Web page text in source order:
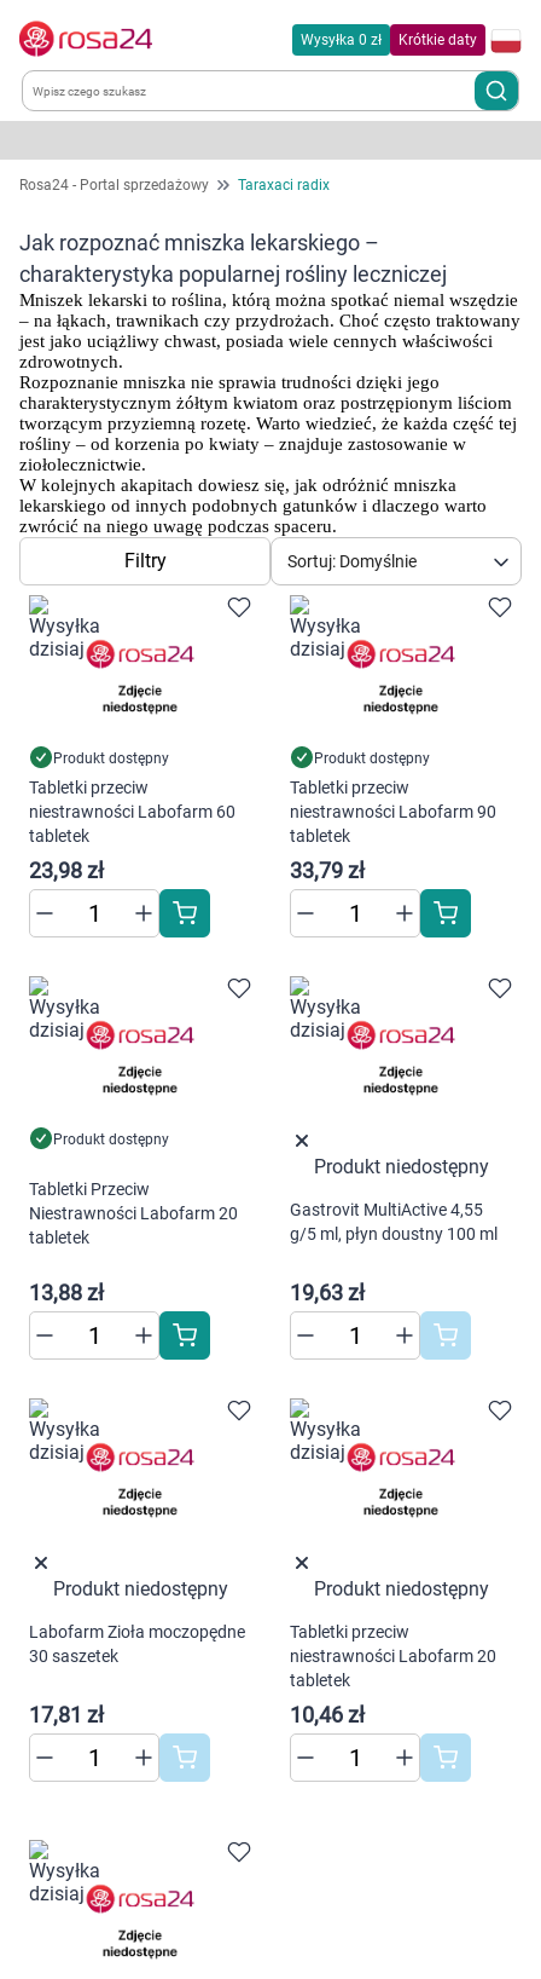
Wysyłka 0 zł Krótkie daty
Kategorie
Chemia gospodarcza
Dla zwierząt
Dom i ogród
Zdrowie
Kobieta w ciąży i mama
Dziecko
Higiena
Kosmetyki
Zdrowy styl życia
Zabawki
Sprzęt medyczny
Motoryzacja
Grupy produktowe
Rosa24 - Portal sprzedażowy Taraxaci radix
Jak rozpoznać mniszka lekarskiego –
charakterystyka popularnej rośliny leczniczej
Mniszek lekarski to roślina, którą można spotkać niemal wszędzie
– na łąkach, trawnikach czy przydrożach. Choć często traktowany
jest jako uciążliwy chwast, posiada wiele cennych właściwości
zdrowotnych.
Rozpoznanie mniszka nie sprawia trudności dzięki jego
charakterystycznym żółtym kwiatom oraz postrzępionym liściom
tworzącym przyziemną rozetę. Warto wiedzieć, że każda część tej
rośliny – od korzenia po kwiaty – znajduje zastosowanie w
ziołolecznictwie.
W kolejnych akapitach dowiesz się, jak odróżnić mniszka
lekarskiego od innych podobnych gatunków i dlaczego warto
zwrócić na niego uwagę podczas spaceru.
Filtry Sortuj: Domyślnie
Produkt dostępny
Tabletki przeciw
niestrawności Labofarm 60
tabletek
23,98 zł
Produkt dostępny
Tabletki przeciw
niestrawności Labofarm 90
tabletek
33,79 zł
Produkt dostępny
Tabletki Przeciw
Niestrawności Labofarm 20
tabletek
13,88 zł
Produkt niedostępny
Gastrovit MultiActive 4,55
g/5 ml, płyn doustny 100 ml
19,63 zł
Produkt niedostępny
Labofarm Zioła moczopędne
30 saszetek
17,81 zł
Produkt niedostępny
Tabletki przeciw
niestrawności Labofarm 20
tabletek
10,46 zł